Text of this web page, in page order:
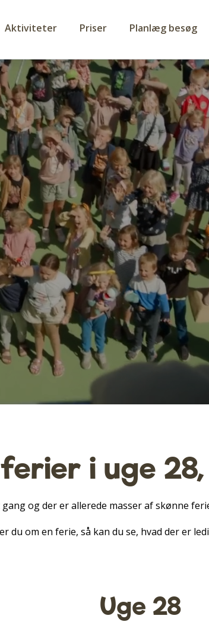
Aktiviteter Priser Planlæg besøg
i uge 28,
og der er allerede masser af skønne
du om en ferie, så kan du se, hvad der er
Uge 28